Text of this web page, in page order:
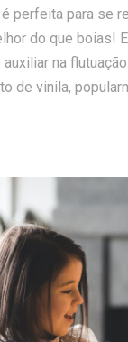
perfeita para se
do que boias!
na
de vinila,